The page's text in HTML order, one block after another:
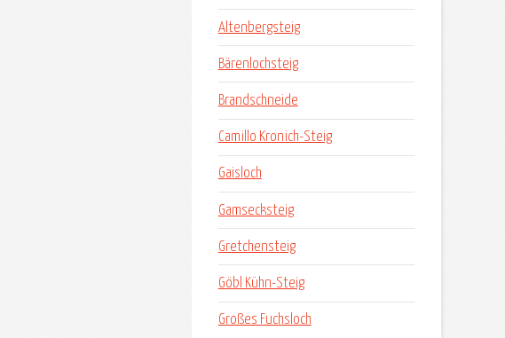
Altenbergsteig
Bärenlochsteig
Brandschneide
Camillo Kronich-Steig
Gaisloch
Gamsecksteig
Gretchensteig
Göbl Kühn-Steig
Großes Fuchsloch